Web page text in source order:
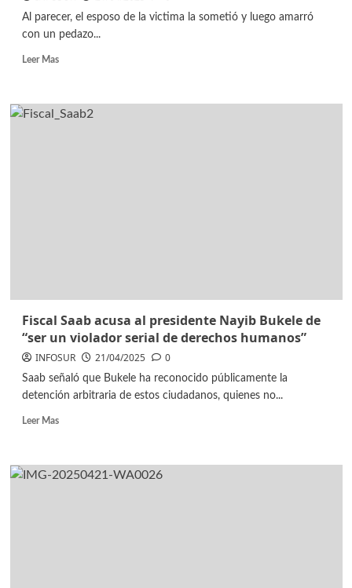
Al parecer, el esposo de la victima la sometió y luego amarró
con un pedazo...
Leer Mas
Fiscal Saab acusa al presidente Nayib Bukele de
“ser un violador serial de derechos humanos”
INFOSUR 21/04/2025 0
Saab señaló que Bukele ha reconocido públicamente la
detención arbitraria de estos ciudadanos, quienes no...
Leer Mas